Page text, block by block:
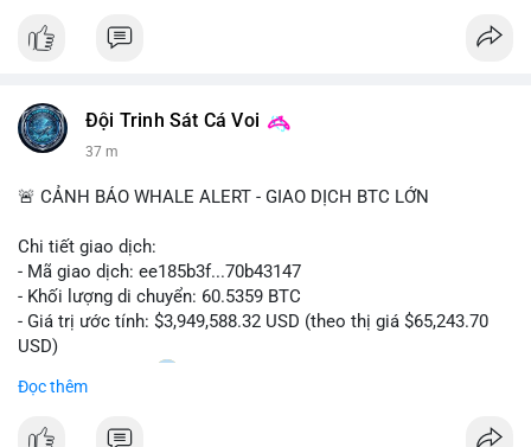
Đội Trinh Sát Cá Voi
37 m
🚨 CẢNH BÁO WHALE ALERT - GIAO DỊCH BTC LỚN
Chi tiết giao dịch:
- Mã giao dịch: ee185b3f...70b43147
- Khối lượng di chuyển: 60.5359 BTC
- Giá trị ước tính: $3,949,588.32 USD (theo thị giá $65,243.70
USD)
- Thời gian: 15:20
Nhận định phân tích:
Đọc thêm